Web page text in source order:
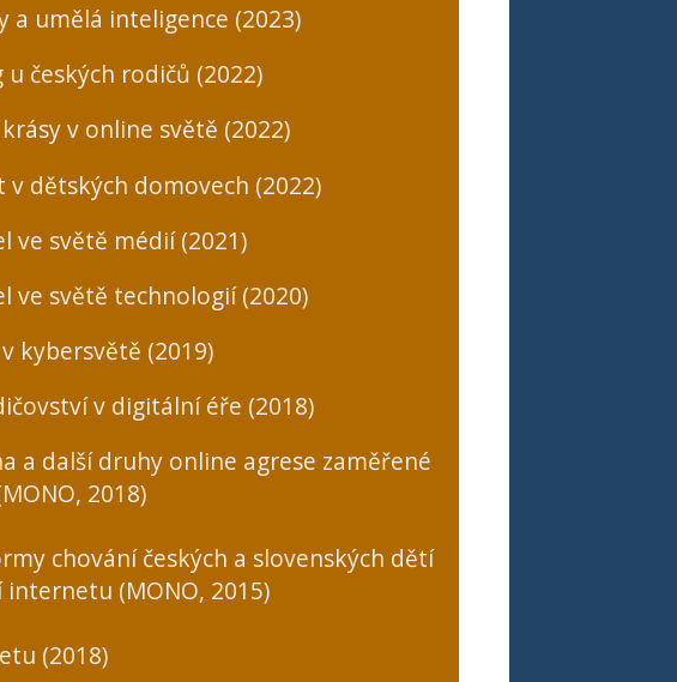
a umělá inteligence (2023)
českých rodičů (2022)
v online světě (2022)
v dětských domovech (2022)
ve světě médií (2021)
ve světě technologií (2020)
kybersvětě (2019)
v digitální éře (2018)
a další druhy online agrese zaměřené
2018)
chování českých a slovenských dětí
(MONO, 2015)
(2018)